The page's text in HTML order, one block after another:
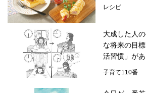
レシピ
大成した人
な将来の目
活習慣」が
子育て110番